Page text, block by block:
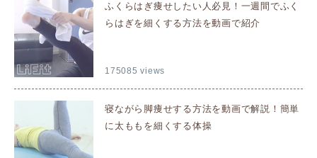
ふくらはぎ痩せしたい人必見！一週間でふく
らはぎを細くする方法を動画で紹介
175085 views
寝ながら脚痩せする方法を動画で解説！簡単
に太ももを細くする体操